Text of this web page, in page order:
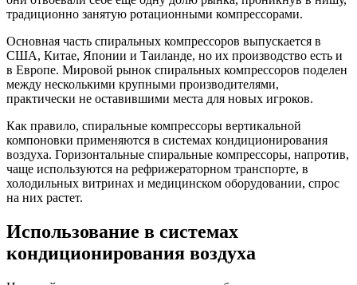
традиционно занятую ротационными компрессорами.
Основная часть спиральных компрессоров выпускается в
США, Китае, Японии и Таиланде, но их производство есть и
в Европе. Мировой рынок спиральных компрессоров поделен
между несколькими крупными производителями,
практически не оставившими места для новых игроков.
Как правило, спиральные компрессоры вертикальной
компоновки применяются в системах кондиционирования
воздуха. Горизонтальные спиральные компрессоры, напротив,
чаще используются на рефрижераторном транспорте, в
холодильных витринах и медицинском оборудовании, спрос
на них растет.
Использование в системах
кондиционирования воздуха